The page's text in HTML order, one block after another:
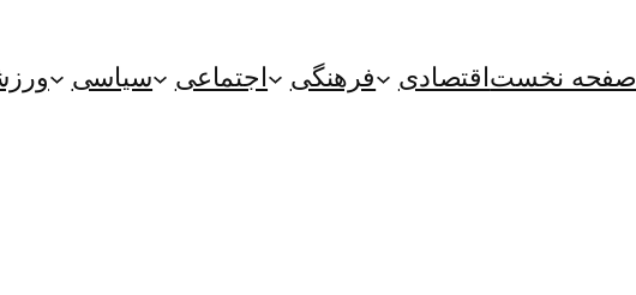
صفحه نخستاقتصادی فرهنگی اجتماعی سیاسی